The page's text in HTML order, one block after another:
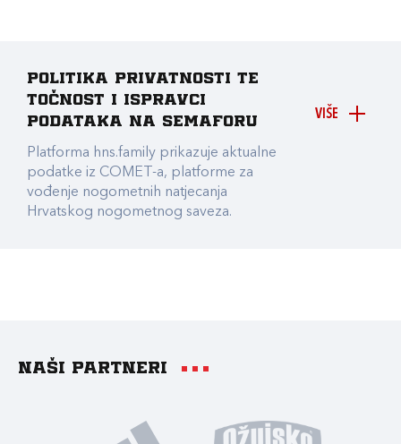
VIŠE
Politika privatnosti te
točnost i ispravci
podataka na Semaforu
Platforma hns.family prikazuje aktualne
podatke iz COMET-a, platforme za
vođenje nogometnih natjecanja
Hrvatskog nogometnog saveza.
Naši partneri